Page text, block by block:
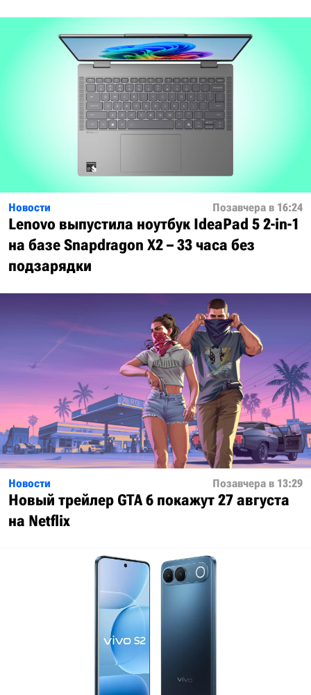
Новости Позавчера в 16:24
Lenovo выпустила ноутбук IdeaPad 5 2-in-1
на базе Snapdragon X2 – 33 часа без
подзарядки
Новости Позавчера в 13:29
Новый трейлер GTA 6 покажут 27 августа
на Netflix